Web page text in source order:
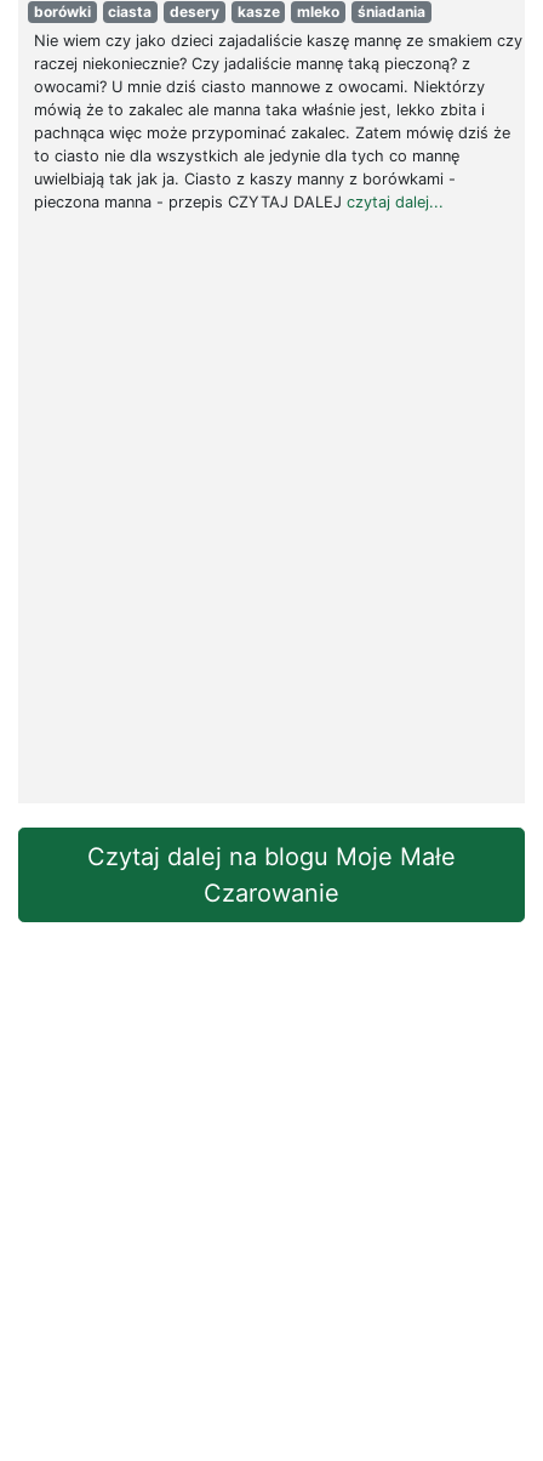
borówki ciasta desery kasze mleko
śniadania
Nie wiem czy jako dzieci zajadaliście kaszę mannę ze smakiem czy
raczej niekoniecznie? Czy jadaliście mannę taką pieczoną? z
owocami? U mnie dziś ciasto mannowe z owocami. Niektórzy
mówią że to zakalec ale manna taka właśnie jest, lekko zbita i
pachnąca więc może przypominać zakalec. Zatem mówię dziś że
to ciasto nie dla wszystkich ale jedynie dla tych co mannę
uwielbiają tak jak ja. Ciasto z kaszy manny z borówkami -
pieczona manna - przepis CZYTAJ DALEJ czytaj dalej...
Czytaj dalej na blogu Moje Małe
Czarowanie